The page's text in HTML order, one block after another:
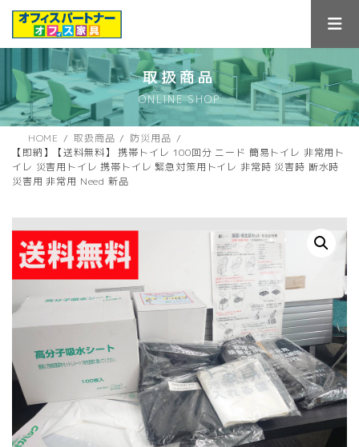
ス
キ
ン
に
取扱商品
ONLINE SHOP
HOME 取扱商品
防災用品
【即納】【送料無料】 携帯トイレ 100回分 ニード 簡易トイレ 非常用ト
イレ 災害用トイレ 携帯トイレ 緊急対策用トイレ 非常時 災害時 断水時
災害用 非常用 Need 新品